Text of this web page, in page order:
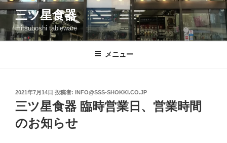
コ
テ
ン
三ツ星食器
mitsuboshi tableware
メニュー
投
稿
日:
2021年7月14日 投稿者: INFO@SSS-SHOKKI.CO.JP
三ツ星食器 臨時営業日、営業時間
のお知らせ